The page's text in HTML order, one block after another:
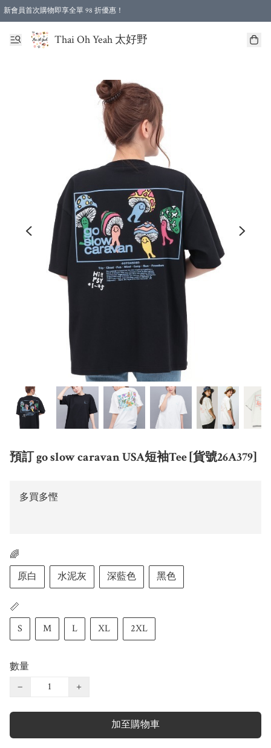
新會員首次購物即享全單 98 折優惠！
特選會員可享全單低至 96 折優惠！
Thai Oh Yeah 太好野
預訂 go slow caravan USA短袖Tee [貨號26A379]
多買多慳
🌈
原白
水泥灰 深藍色 黑色
📏
S
M L XL 2XL
數量
−
+
加至購物車